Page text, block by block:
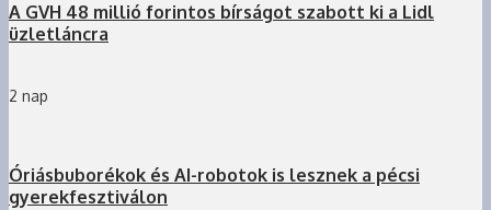
A GVH 48 millió forintos bírságot szabott ki a Lidl
üzletláncra
2 nap
Óriásbuborékok és AI-robotok is lesznek a pécsi
gyerekfesztiválon